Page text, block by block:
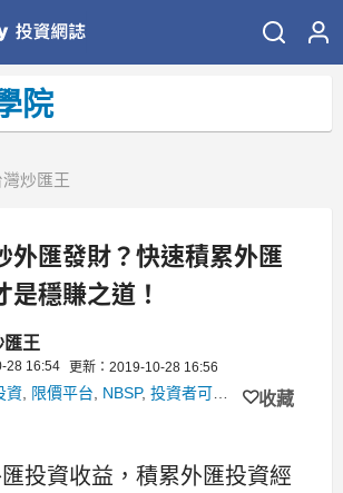
院
灣炒匯王
外匯發財？快速積累外匯
穩賺之道！
匯王
28 16:54 更新：2019-10-28 16:56
資 限價平台 NBSP, 投資者可以 先達環球
收藏
投資收益，積累外匯投資經